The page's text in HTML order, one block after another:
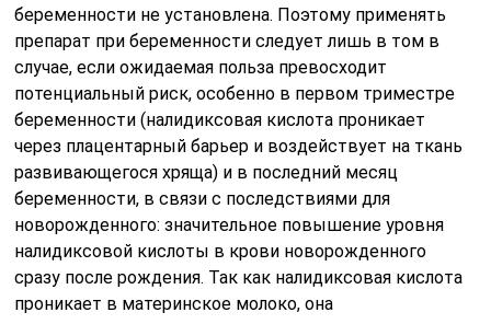
беременности не установлена. Поэтому применять
препарат при беременности следует лишь в том в
случае, если ожидаемая польза превосходит
потенциальный риск, особенно в первом триместре
беременности (налидиксовая кислота проникает
через плацентарный барьер и воздействует на ткань
развивающегося хряща) и в последний месяц
беременности, в связи с последствиями для
новорожденного: значительное повышение уровня
налидиксовой кислоты в крови новорожденного
сразу после рождения. Так как налидиксовая кислота
проникает в материнское молоко, она